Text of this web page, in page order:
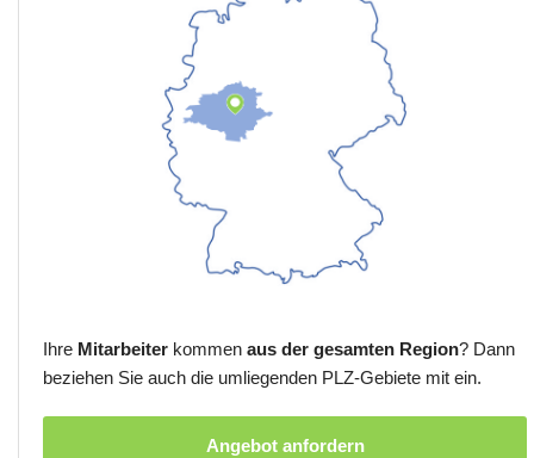
Ihre Mitarbeiter kommen aus der gesamten Region? Dann
beziehen Sie auch die umliegenden PLZ-Gebiete mit ein.
Angebot anfordern